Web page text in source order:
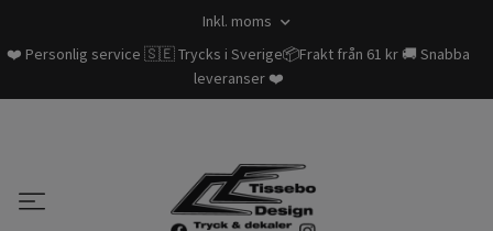
Inkl. moms
❤️ Personlig service 🇸🇪 Trycks i Sverige📦Frakt från 61 kr 🚚 Snabba
leveranser ❤️